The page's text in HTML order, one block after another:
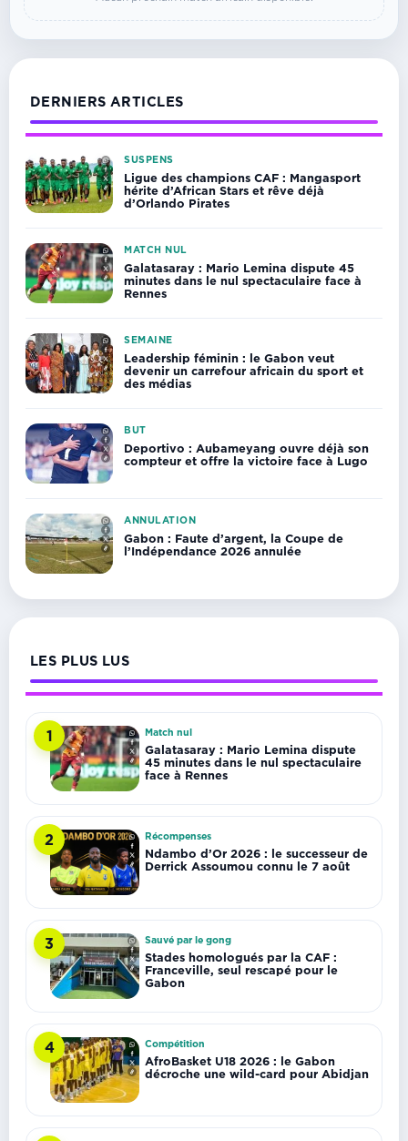
DERNIERS ARTICLES
SUSPENS
Ligue des champions CAF : Mangasport
hérite d’African Stars et rêve déjà
d’Orlando Pirates
MATCH NUL
Galatasaray : Mario Lemina dispute 45
minutes dans le nul spectaculaire face à
Rennes
SEMAINE
Leadership féminin : le Gabon veut
devenir un carrefour africain du sport et
des médias
BUT
Deportivo : Aubameyang ouvre déjà son
compteur et offre la victoire face à Lugo
ANNULATION
Gabon : Faute d’argent, la Coupe de
l’Indépendance 2026 annulée
LES PLUS LUS
1 Match nul
Galatasaray : Mario Lemina dispute
45 minutes dans le nul spectaculaire
face à Rennes
2 Récompenses
Ndambo d’Or 2026 : le successeur de
Derrick Assoumou connu le 7 août
3 Sauvé par le gong
Stades homologués par la CAF :
Franceville, seul rescapé pour le
Gabon
4 Compétition
AfroBasket U18 2026 : le Gabon
décroche une wild-card pour Abidjan